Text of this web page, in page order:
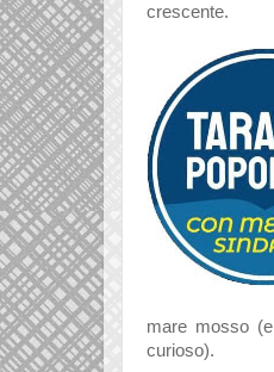
crescente.
mare mosso
curioso).